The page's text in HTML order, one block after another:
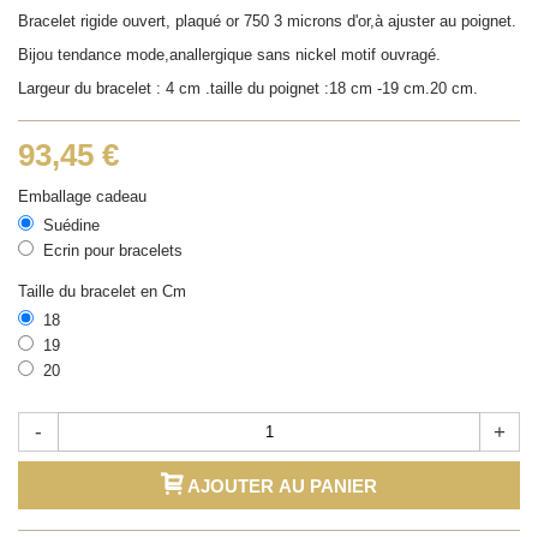
Bracelet rigide ouvert, plaqué or 750 3 microns d'or,à ajuster au poignet.
Bijou tendance mode,anallergique sans nickel motif ouvragé.
Largeur du bracelet : 4 cm .taille du poignet :18 cm -19 cm.20 cm.
93,45 €
Emballage cadeau
Suédine
Ecrin pour bracelets
Taille du bracelet en Cm
18
19
20
- +
AJOUTER AU PANIER